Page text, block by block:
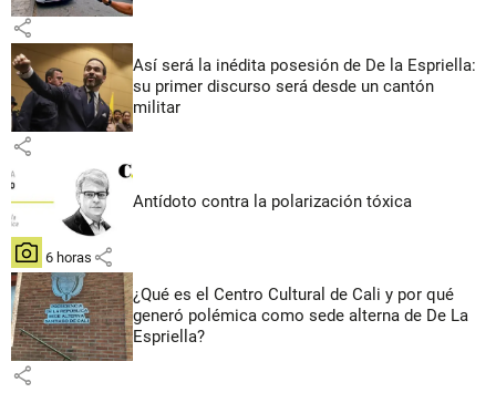
share
Así será la inédita posesión de De la Espriella:
su primer discurso será desde un cantón
militar
share
Antídoto contra la polarización tóxica
hace 6 horas share
¿Qué es el Centro Cultural de Cali y por qué
generó polémica como sede alterna de De La
Espriella?
share